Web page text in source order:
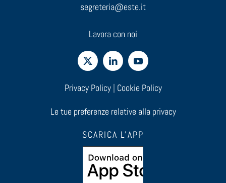
segreteria@este.it
Lavora con noi
Privacy Policy| Cookie Policy
Le tue preferenze relative alla privacy
SCARICA L'APP